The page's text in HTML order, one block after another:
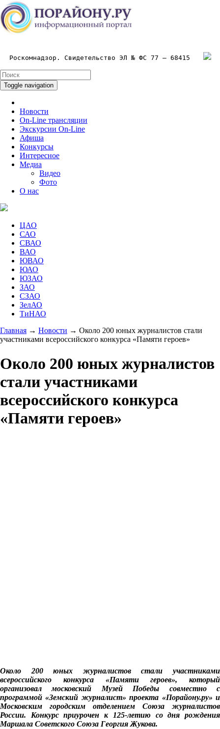
Роскомнадзор. Свидетельство ЭЛ № ФС 77 – 68415
Toggle navigation
Новости
On-Line трансляции
Экскурсии On-Line
Афиша
Конкурсы
Интересное
Медиа
Видео
Фото
О нас
ЦАО
САО
СВАО
ВАО
ЮВАО
ЮАО
ЮЗАО
ЗАО
СЗАО
ЗелАО
ТиНАО
Главная → Новости → Около 200 юных журналистов стали
участниками всероссийского конкурса «Памяти героев»
Около 200 юных журналистов
стали участниками
всероссийского конкурса
«Памяти героев»
Около 200 юных журналистов стали участниками
всероссийского конкурса «Памяти героев», который
организовал московский Музей Победы совместно с
программой «Земский журналист» проекта «Порайону.ру» и
Московским городским отделением Союза журналистов
России. Конкурс приурочен к 125-летию со дня рождения
Маршала Советского Союза Георгия Жукова.